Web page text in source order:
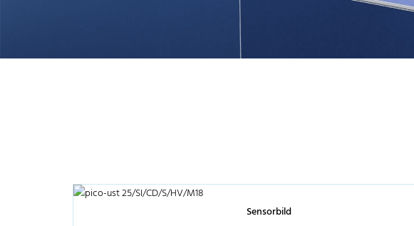
Sensorbild